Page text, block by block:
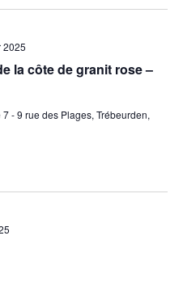
la côte de granit rose –
2025
- 9 rue des Plages, Trébeurden,